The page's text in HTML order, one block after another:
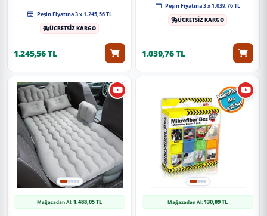
Peşin Fiyatına 3 x 1.245,56 TL
ÜCRETSİZ KARGO
1.245,56 TL
Peşin Fiyatına 3 x 1.039,76 TL
ÜCRETSİZ KARGO
1.039,76 TL
Mağazadan Al:1.488,05 TL Mağazadan Al:130,09 TL